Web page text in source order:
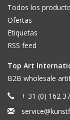
Todos los
Ofertas
Etiquetas
RSS feed
Top Art
B2B wholesale
+ 31 (0) 162